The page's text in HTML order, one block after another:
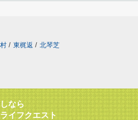
/ 東梶返 / 北琴芝
なら
イフクエスト